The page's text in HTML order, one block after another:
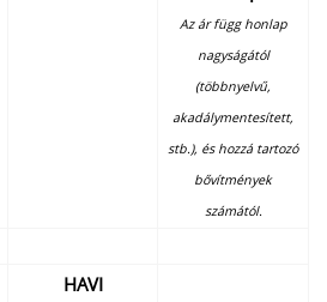
Az ár függ honlap
nagyságától
(többnyelvű,
akadálymentesített,
stb.), és hozzá tartozó
bővítmények
számától.
HAVI